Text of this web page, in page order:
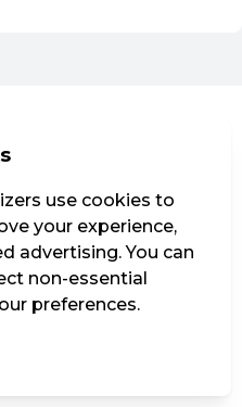
use cookies to
your experience,
advertising. You can
non-essential
preferences.